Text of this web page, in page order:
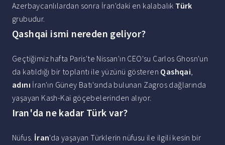
Azerbaycanlılardan sonra İran'daki en kalabalık Türk
grubudur.
Qashqai ismi nereden geliyor?
Geçtiğimiz hafta Paris'te Nissan'ın CEO'su Carlos Ghosn'un
da katıldığı bir toplantı ile yüzünü gösteren Qashqai,
adını İran'ın Güney Batı'sında bulunan Zagros dağlarında
yaşayan Kash-Kai göçebelerinden alıyor.
Iran'da ne kadar Türk var?
Nüfus. İran'da yaşayan Türklerin nüfusu ile ilgili kesin bir